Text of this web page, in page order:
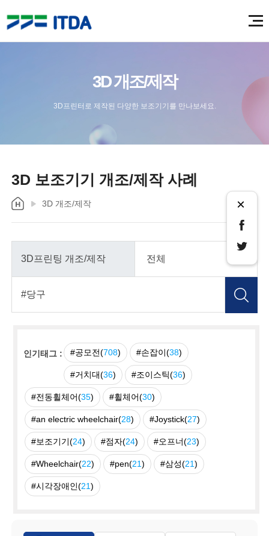
3D 개조/제작
3D프린터로 제작된 다양한 보조기기를 만나보세요.
3D 보조기기 개조/제작 사례
3D 개조/제작 ×
인기태그 : #공모전(708) #손잡이(38)
#거치대(36) #조이스틱(36)
#전동휠체어(35) #휠체어(30)
#an electric wheelchair(28) #Joystick(27)
#보조기기(24) #점자(24) #오프너(23)
#Wheelchair(22) #pen(21) #삼성(21)
#시각장애인(21)